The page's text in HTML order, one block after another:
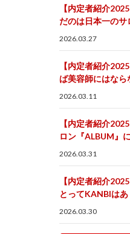
【内定者紹介
だのは日本一のサ
2026.03.27
【内定者紹介
ば美容師にはなら
2026.03.11
【内定者紹介
ロン『ALBUM』
2026.03.31
【内定者紹介
とってKANBIはあ
2026.03.30